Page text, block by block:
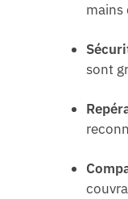
mains
sont